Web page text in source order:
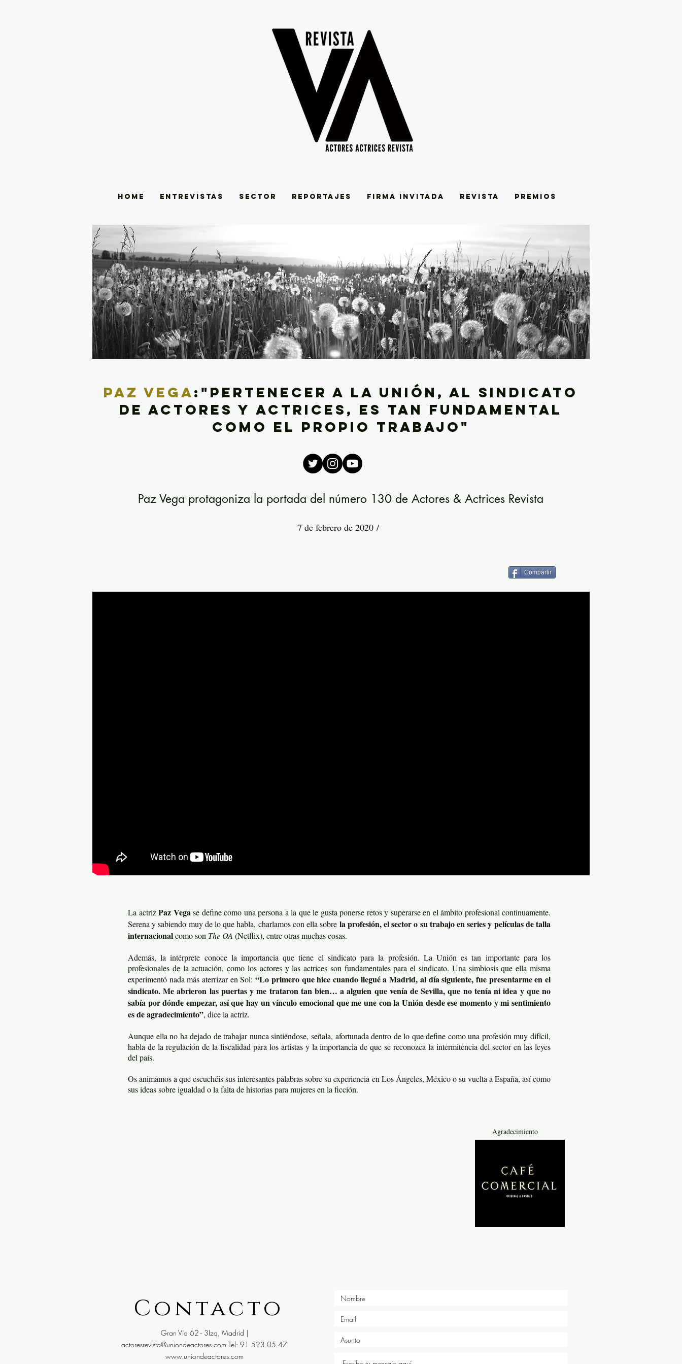
HOME ENTREVISTAS SECTOR REPORTAJES FIRMA INVITADA REVISTA PREMIOS
PAZ VEGA:"Pertenecer a la Unión, al sindicato
de actores y actrices, es tan fundamental
como el propio trabajo"
Paz Vega protagoniza la portada del número 130 de Actores & Actrices Revista
7 de febrero de 2020 /
Compartir
La actrizPaz Vega se define como una persona a la que le gusta ponerse retos y superarse en el ámbito profesional continuamente.
Serena y sabiendo muy de lo que habla, charlamos con ella sobre la profesión, el sector o su trabajo en series y películas de talla
internacionalcomo son The OA (Netflix), entre otras muchas cosas.
Además, la intérprete conoce la importancia que tiene el sindicato para la profesión. La Unión es tan importante para los
profesionales de la actuación, como los actores y las actrices son fundamentales para el sindicato. Una simbiosis que ella misma
experimentó nada más aterrizar en Sol:“Lo primero que hice cuando llegué a Madrid, al día siguiente, fue presentarme en el
sindicato. Me abrieron las puertas y me trataron tan bien… a alguien que venía de Sevilla, que no tenía ni idea y que no
sabía por dónde empezar, así que hay un vínculo emocional que me une con la Unión desde ese momento y mi sentimiento
es de agradecimiento”, dice la actriz.
Aunque ella no ha dejado de trabajar nunca sintiéndose, señala, afortunada dentro de lo que define como una profesión muy difícil,
habla de la regulación de la fiscalidad para los artistas y la importancia de que se reconozca la intermitencia del sector en las leyes
del país.
Os animamos a que escuchéis sus interesantes palabras sobre su experiencia en Los Ángeles, México o su vuelta a España, así como
sus ideas sobre igualdad o la falta de historias para mujeres en la ficción.
Agradecimiento
Contacto
Gran Vía 62 - 3Izq, Madrid |
actoresrevista@uniondeactores.com Tel: 91 523 05 47
www.uniondeactores.com